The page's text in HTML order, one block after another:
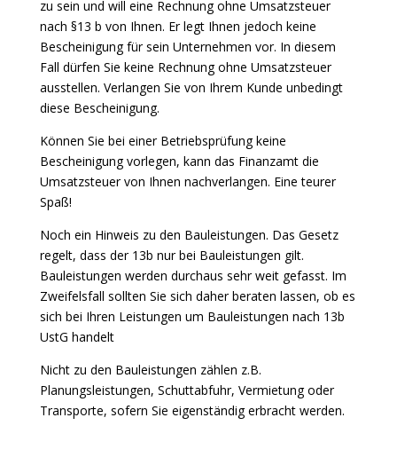
zu sein und will eine Rechnung ohne Umsatzsteuer
nach §13 b von Ihnen. Er legt Ihnen jedoch keine
Bescheinigung für sein Unternehmen vor. In diesem
Fall dürfen Sie keine Rechnung ohne Umsatzsteuer
ausstellen. Verlangen Sie von Ihrem Kunde unbedingt
diese Bescheinigung.
Können Sie bei einer Betriebsprüfung keine
Bescheinigung vorlegen, kann das Finanzamt die
Umsatzsteuer von Ihnen nachverlangen. Eine teurer
Spaß!
Noch ein Hinweis zu den Bauleistungen. Das Gesetz
regelt, dass der 13b nur bei Bauleistungen gilt.
Bauleistungen werden durchaus sehr weit gefasst. Im
Zweifelsfall sollten Sie sich daher beraten lassen, ob es
sich bei Ihren Leistungen um Bauleistungen nach 13b
UstG handelt
Nicht zu den Bauleistungen zählen z.B.
Planungsleistungen, Schuttabfuhr, Vermietung oder
Transporte, sofern Sie eigenständig erbracht werden.